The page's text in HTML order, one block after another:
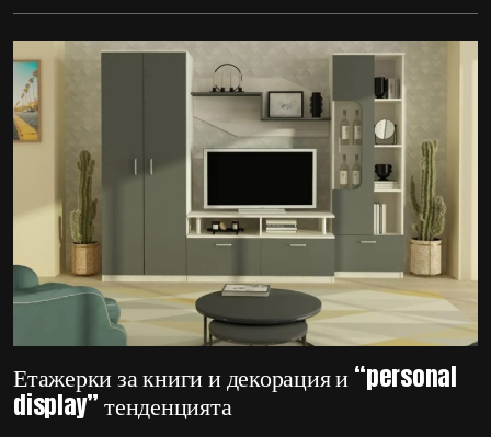
Етажерки за книги и декорация и “personal
display” тенденцията